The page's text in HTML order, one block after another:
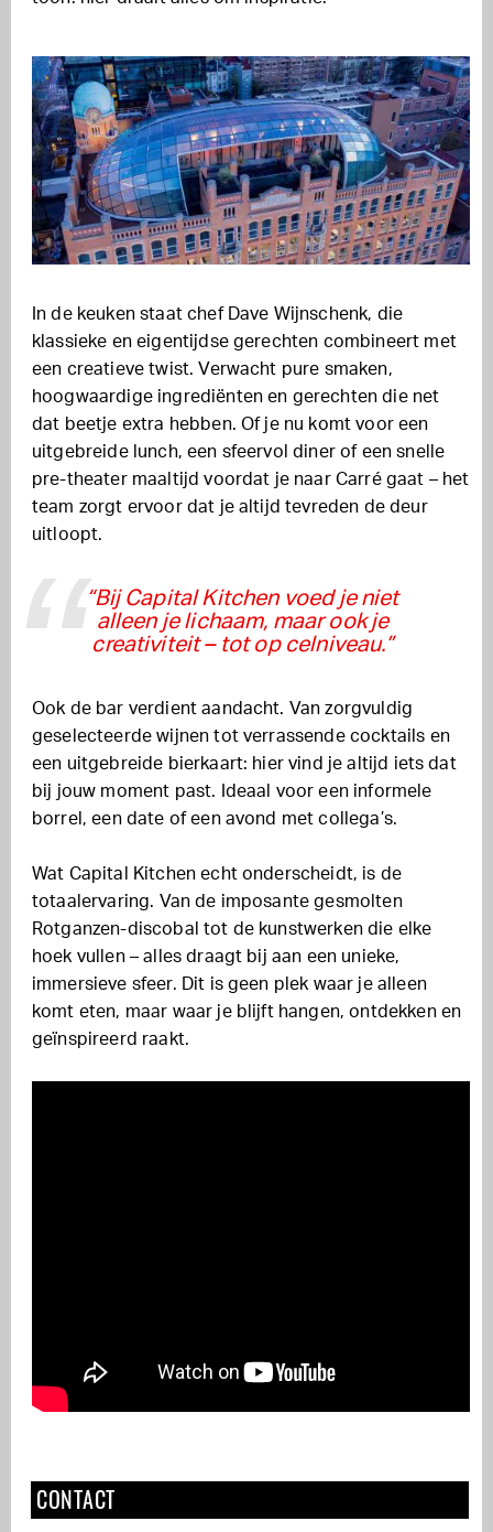
In de keuken staat chef Dave Wijnschenk, die
klassieke en eigentijdse gerechten combineert met
een creatieve twist. Verwacht pure smaken,
hoogwaardige ingrediënten en gerechten die net
dat beetje extra hebben. Of je nu komt voor een
uitgebreide lunch, een sfeervol diner of een snelle
pre-theater maaltijd voordat je naar Carré gaat – het
team zorgt ervoor dat je altijd tevreden de deur
uitloopt.
“Bij Capital Kitchen voed je niet
alleen je lichaam, maar ook je
creativiteit – tot op celniveau.”
Ook de bar verdient aandacht. Van zorgvuldig
geselecteerde wijnen tot verrassende cocktails en
een uitgebreide bierkaart: hier vind je altijd iets dat
bij jouw moment past. Ideaal voor een informele
borrel, een date of een avond met collega’s.
Wat Capital Kitchen echt onderscheidt, is de
totaalervaring. Van de imposante gesmolten
Rotganzen-discobal tot de kunstwerken die elke
hoek vullen – alles draagt bij aan een unieke,
immersieve sfeer. Dit is geen plek waar je alleen
komt eten, maar waar je blijft hangen, ontdekken en
geïnspireerd raakt.
CONTACT